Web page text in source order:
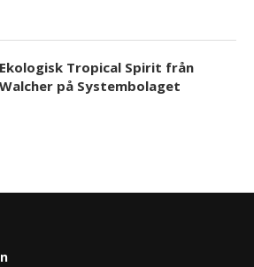
Ekologisk Tropical Spirit från
Walcher på Systembolaget